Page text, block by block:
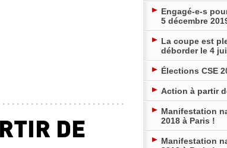
DE
Engagé-e-s
5 décembre
La coupe est
déborder le 4
Élections CSE
Action à partir
Manifestation
2018 à Paris !
Manifestation